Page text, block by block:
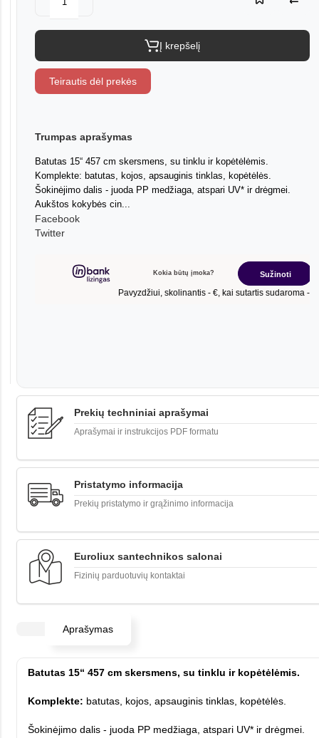
Į krepšelį
Teirautis dėl prekės
Trumpas aprašymas
Batutas 15“ 457 cm skersmens, su tinklu ir kopėtėlėmis.
Komplekte: batutas, kojos, apsauginis tinklas, kopėtėlės.
Šokinėjimo dalis - juoda PP medžiaga, atspari UV* ir drėgmei.
Aukštos kokybės cin...
Facebook
Twitter
Prekių techniniai aprašymai
Aprašymai ir instrukcijos PDF formatu
Pristatymo informacija
Prekių pristatymo ir grąžinimo informacija
Euroliux santechnikos salonai
Fizinių parduotuvių kontaktai
Aprašymas
Batutas 15“ 457 cm skersmens, su tinklu ir kopėtėlėmis.
Komplekte: batutas, kojos, apsauginis tinklas, kopėtėlės.
Šokinėjimo dalis - juoda PP medžiaga, atspari UV* ir drėgmei.